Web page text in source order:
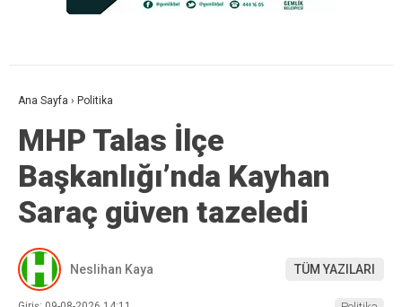
Ana Sayfa › Politika
MHP Talas İlçe
Başkanlığı’nda Kayhan
Saraç güven tazeledi
Neslihan Kaya TÜM YAZILARI